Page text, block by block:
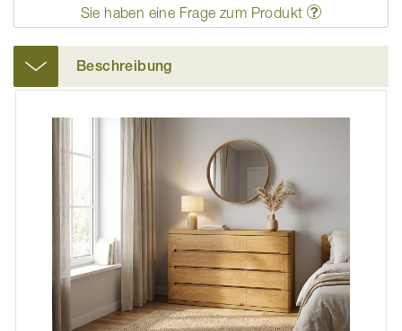
Sie haben eine Frage zum Produkt
Beschreibung